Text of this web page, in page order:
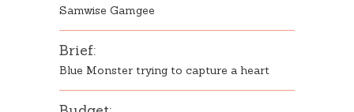
Samwise Gamgee
Brief:
Blue Monster trying to capture a heart